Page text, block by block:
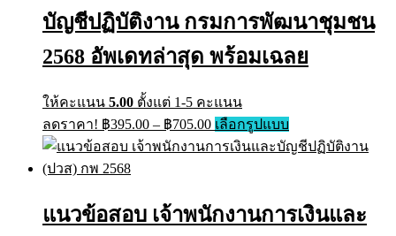
be
chosen
on
the
บัญชีปฏิบัติงาน กรมการพัฒนาชุมชน
2568 อัพเดทล่าสุด พร้อมเฉลย
ให้คะแนน 5.00 ตั้งแต่ 1-5 คะแนน
ลดราคา! ฿395.00 – ฿705.00Price
range:
฿395.00
เลือกรูปแบบThis
product
has
options
แนวข้อสอบ เจ้าพนักงานการเงินและ